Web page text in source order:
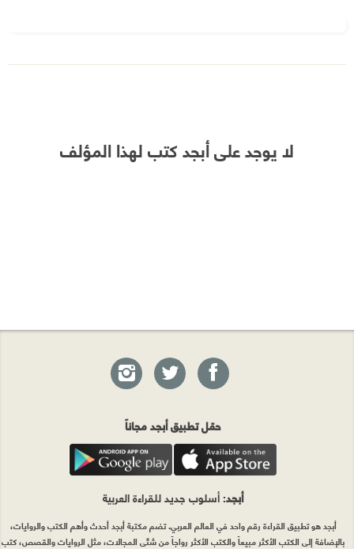
لا يوجد على أبجد كتب لهذا المؤلف
حمّل تطبيق أبجد مجاناً
أبجد: أسلوب جديد للقراءة العربية
أبجد هو تطبيق القراءة رقم واحد في العالم العربي. تضم مكتبة أبجد أحدث وأهم الكتب والروايات،
بالإضافة إلى الكتب الأكثر مبيعاً والكتب الأكثر رواجاً من شتّى المجالات، مثل الروايات والقصص، كتب